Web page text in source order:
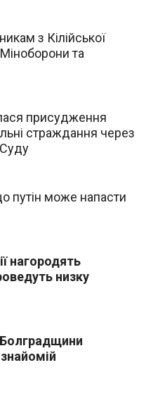
та
присудження
страждання через
путін може напасти
нагородять
низку